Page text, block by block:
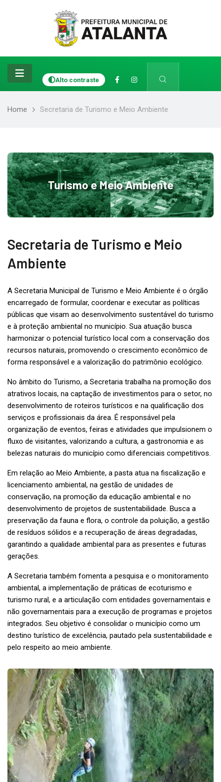
Alto contraste
Home Secretaria de Turismo e Meio Ambiente
Turismo e Meio Ambiente
Secretaria de Turismo e Meio
Ambiente
A Secretaria Municipal de Turismo e Meio Ambiente é o órgão
encarregado de formular, coordenar e executar as políticas
públicas que visam ao desenvolvimento sustentável do turismo
e à proteção ambiental no município. Sua atuação busca
harmonizar o potencial turístico local com a conservação dos
recursos naturais, promovendo o crescimento econômico de
forma responsável e a valorização do patrimônio ecológico.
No âmbito do Turismo, a Secretaria trabalha na promoção dos
atrativos locais, na captação de investimentos para o setor, no
desenvolvimento de roteiros turísticos e na qualificação dos
serviços e profissionais da área. É responsável pela
organização de eventos, feiras e atividades que impulsionem o
fluxo de visitantes, valorizando a cultura, a gastronomia e as
belezas naturais do município como diferenciais competitivos.
Em relação ao Meio Ambiente, a pasta atua na fiscalização e
licenciamento ambiental, na gestão de unidades de
conservação, na promoção da educação ambiental e no
desenvolvimento de projetos de sustentabilidade. Busca a
preservação da fauna e flora, o controle da poluição, a gestão
de resíduos sólidos e a recuperação de áreas degradadas,
garantindo a qualidade ambiental para as presentes e futuras
gerações.
A Secretaria também fomenta a pesquisa e o monitoramento
ambiental, a implementação de práticas de ecoturismo e
turismo rural, e a articulação com entidades governamentais e
não governamentais para a execução de programas e projetos
integrados. Seu objetivo é consolidar o município como um
destino turístico de excelência, pautado pela sustentabilidade e
pelo respeito ao meio ambiente.